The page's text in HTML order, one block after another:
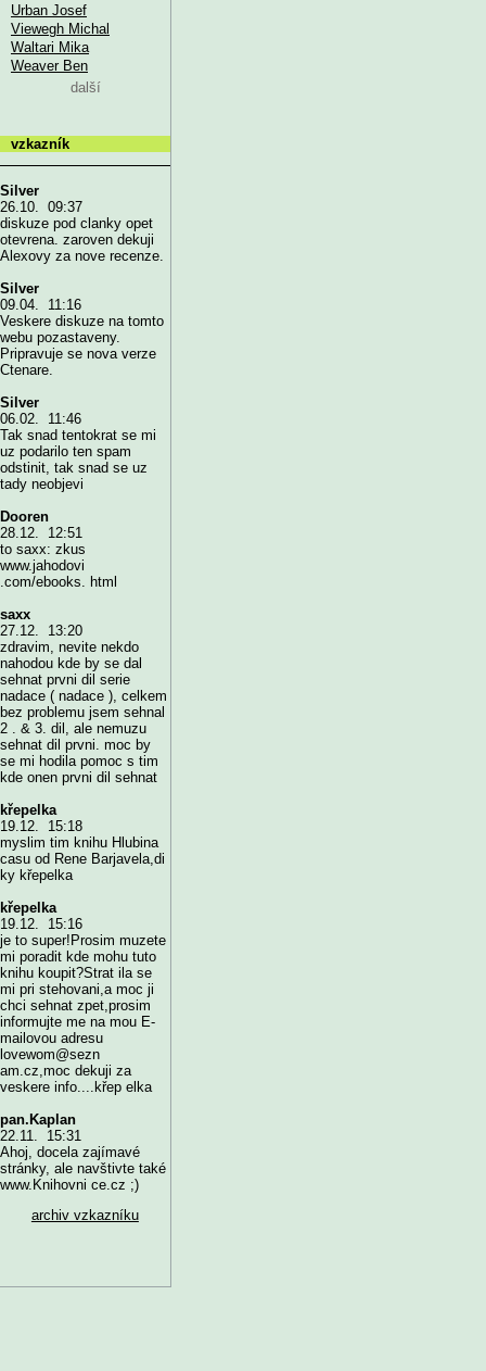
Urban Josef
Viewegh Michal
Waltari Mika
Weaver Ben
další
vzkazník
Silver
26.10. 09:37
diskuze pod clanky opet
otevrena. zaroven dekuji
Alexovy za nove recenze.
Silver
09.04. 11:16
Veskere diskuze na tomto
webu pozastaveny.
Pripravuje se nova verze
Ctenare.
Silver
06.02. 11:46
Tak snad tentokrat se mi
uz podarilo ten spam
odstinit, tak snad se uz
tady neobjevi
Dooren
28.12. 12:51
to saxx: zkus
www.jahodovi
.com/ebooks. html
saxx
27.12. 13:20
zdravim, nevite nekdo
nahodou kde by se dal
sehnat prvni dil serie
nadace ( nadace ), celkem
bez problemu jsem sehnal
2 . & 3. dil, ale nemuzu
sehnat dil prvni. moc by
se mi hodila pomoc s tim
kde onen prvni dil sehnat
křepelka
19.12. 15:18
myslim tim knihu Hlubina
casu od Rene Barjavela,di
ky křepelka
křepelka
19.12. 15:16
je to super!Prosim muzete
mi poradit kde mohu tuto
knihu koupit?Strat ila se
mi pri stehovani,a moc ji
chci sehnat zpet,prosim
informujte me na mou E-
mailovou adresu
lovewom@sezn
am.cz,moc dekuji za
veskere info....křep elka
pan.Kaplan
22.11. 15:31
Ahoj, docela zajímavé
stránky, ale navštivte také
www.Knihovni ce.cz ;)
archiv vzkazníku